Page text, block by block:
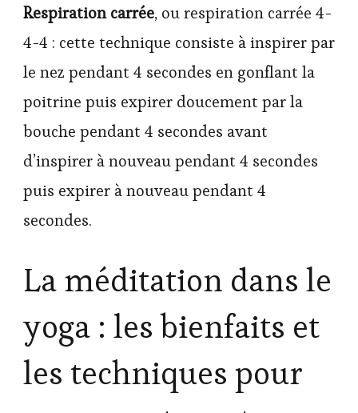
Respiration carrée, ou respiration carrée 4-
4-4 : cette technique consiste à inspirer par
le nez pendant 4 secondes en gonflant la
poitrine puis expirer doucement par la
bouche pendant 4 secondes avant
d’inspirer à nouveau pendant 4 secondes
puis expirer à nouveau pendant 4
secondes.
La méditation dans le
yoga : les bienfaits et
les techniques pour